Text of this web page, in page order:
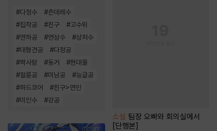
#다정수 #츤데레수
#집착공 #친구 #고수위
#연하공 #연상수 #상처수
#대형견공 #다정공
#짝사랑 #동거 #현대물
#절륜공 #미남공 #능글공
#하드코어 #친구>연인
#미인수 #강공
소설 팀장 오빠와 회의실에서
[단행본]